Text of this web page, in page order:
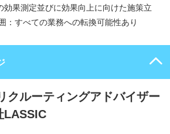
効果測定並びに効果向上に向けた施策立
：すべての業務への転換可能性あり
クルーティングアドバイザー
LASSIC